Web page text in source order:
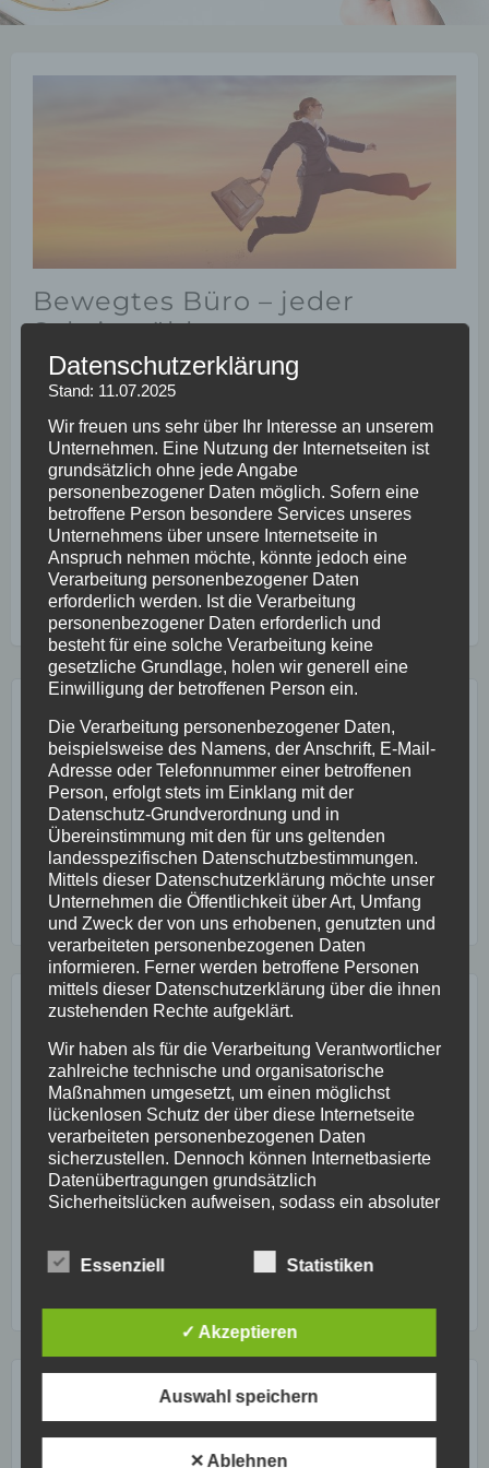
Bewegtes Büro – jeder
Schritt zählt
22. März 2018 YvonneBeck
Es weiß fast jeder. Mit regelmäßiger körperlicher
Bewegung lässt sich so manche Verspannung,
Kopfschmerzen und sogar Übergewicht reduzieren
oder sogar ganz vermeiden. Für zusätzliche
Bewegungseinheiten haben Viele oft keine Zeit und so
scheitert es an der Umsetzung.…Hier geht´s weiter!
Bewegung ,Motivation,Sport
LETZTE BEITRÄGE:
Weshalb spüren wir ein solches Glücksgefühl, wenn wir
uns mit Essen belohnen?
So kommst du durch Selbstachtung noch besser an dein
Gesundheitsziel
Gesund essen nach Bauchgefühl
Archive
Datenschutzerklärung
Stand: 11.07.2025
Wir freuen uns sehr über Ihr Interesse an unserem
Unternehmen. Eine Nutzung der Internetseiten ist
grundsätzlich ohne jede Angabe
personenbezogener Daten möglich. Sofern eine
betroffene Person besondere Services unseres
Unternehmens über unsere Internetseite in
Anspruch nehmen möchte, könnte jedoch eine
Verarbeitung personenbezogener Daten
erforderlich werden. Ist die Verarbeitung
personenbezogener Daten erforderlich und
besteht für eine solche Verarbeitung keine
gesetzliche Grundlage, holen wir generell eine
Einwilligung der betroffenen Person ein.
Die Verarbeitung personenbezogener Daten,
beispielsweise des Namens, der Anschrift, E-Mail-
Adresse oder Telefonnummer einer betroffenen
Person, erfolgt stets im Einklang mit der
Datenschutz-Grundverordnung und in
Übereinstimmung mit den für uns geltenden
landesspezifischen Datenschutzbestimmungen.
Mittels dieser Datenschutzerklärung möchte unser
Unternehmen die Öffentlichkeit über Art, Umfang
und Zweck der von uns erhobenen, genutzten und
verarbeiteten personenbezogenen Daten
informieren. Ferner werden betroffene Personen
mittels dieser Datenschutzerklärung über die ihnen
zustehenden Rechte aufgeklärt.
Wir haben als für die Verarbeitung Verantwortlicher
zahlreiche technische und organisatorische
Maßnahmen umgesetzt, um einen möglichst
lückenlosen Schutz der über diese Internetseite
verarbeiteten personenbezogenen Daten
sicherzustellen. Dennoch können Internetbasierte
Datenübertragungen grundsätzlich
Sicherheitslücken aufweisen, sodass ein absoluter
frei, personenbezogene Daten auch auf
uns zu übermitteln.
Die Datenschutzerklärung beruht auf den
Richtlinien- und Verordnungsgeber beim Erlass der
Datenschutz-Grundverordnung (DS-GVO) verwendet
Essenziell Statistiken
✓ Akzeptieren
Auswahl speichern
✕ Ablehnen